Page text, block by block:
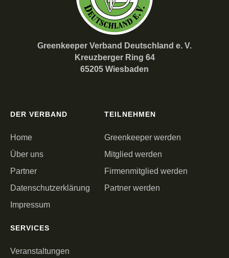
Greenkeeper Verband Deutschland e. V.
Kreuzberger Ring 64
65205 Wiesbaden
DER VERBAND
Home
Über uns
Partner
Datenschutzerklärung
Impressum
TEILNEHMEN
Greenkeeper werden
Mitglied werden
Firmenmitglied werden
Partner werden
SERVICES
Veranstaltungen